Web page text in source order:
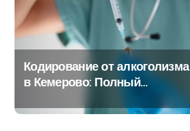
Кодирование от алкоголизма
в Кемерово: Полный